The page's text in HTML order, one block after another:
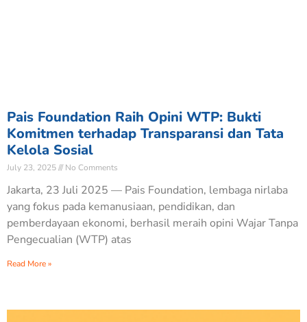
Pais Foundation Raih Opini WTP: Bukti
Komitmen terhadap Transparansi dan Tata
Kelola Sosial
July 23, 2025 No Comments
Jakarta, 23 Juli 2025 — Pais Foundation, lembaga nirlaba
yang fokus pada kemanusiaan, pendidikan, dan
pemberdayaan ekonomi, berhasil meraih opini Wajar Tanpa
Pengecualian (WTP) atas
Read More »